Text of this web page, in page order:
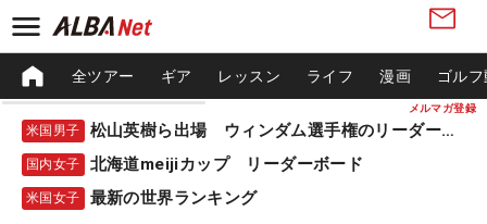
メルマガ登録
全ツアー ギア レッスン ライフ 漫画 ゴル
米国男子 松山英樹ら出場 ウィンダム選手権のリーダーボード
国内女子 北海道meijiカップ リーダーボード
米国女子 最新の世界ランキング